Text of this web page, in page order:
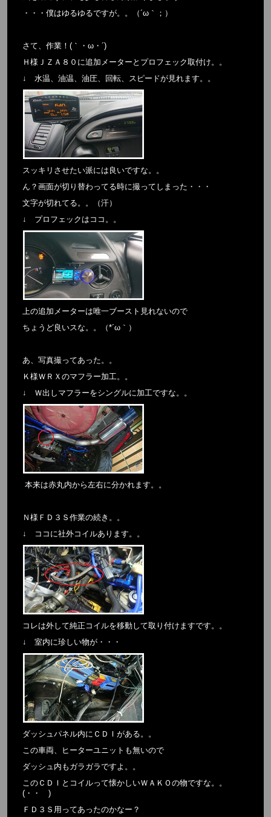
・・・僕はゆるゆるですが。。（´ω｀；）
さて、作業！(｀・ω・´)
Ｈ様ＪＺＡ８０に追加メーターとプロフェック取付け。。
↓ 水温、油温、油圧、回転、スピードが見れます。。
スッキリさせたい派には良いですな。。
ん？画面が切り替わってる時に撮ってしまった・・・
文字が切れてる。。（汗）
↓ プロフェックはココ。。
上の追加メーターは唯一ブースト見れないので
ちょうど良いスな。。（*´ω｀）
あ、写真撮ってあった。。
Ｋ様ＷＲＸのマフラー加工。。
↓ Ｗ出しマフラーをシングルに加工ですな。。
本来は赤丸内から左右に分かれます。。
Ｎ様ＦＤ３Ｓ作業の続き。。
↓ ココに社外コイルあります。。
コレは外して純正コイルを移動して取り付けますです。。
↓ 室内に珍しい物が・・・
ダッシュパネル内にＣＤＩがある。。
この車両、ヒーターユニットも無いので
ダッシュ内もガラガラですよ。。
このＣＤＩとコイルって懐かしいＷＡＫＯの物ですな。。
(・・ )
ＦＤ３Ｓ用ってあったのかなー？